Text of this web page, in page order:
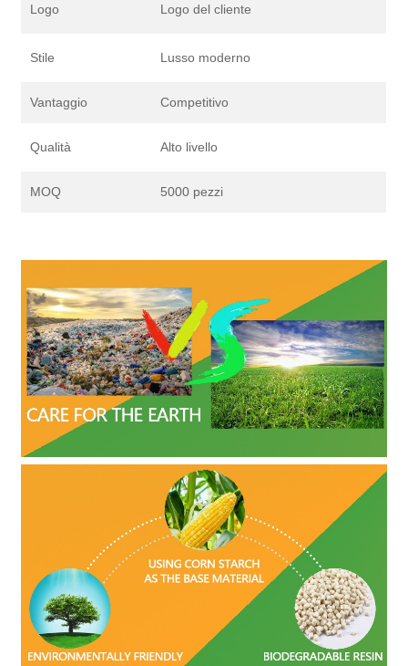
Logo Logo del cliente
Stile Lusso moderno
Vantaggio Competitivo
Qualità Alto livello
MOQ 5000 pezzi